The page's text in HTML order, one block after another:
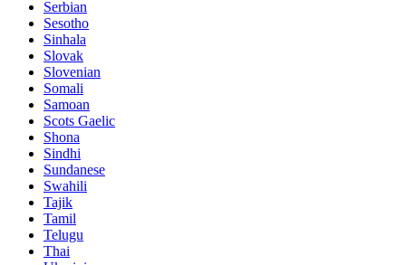
Serbian
Sesotho
Sinhala
Slovak
Slovenian
Somali
Samoan
Scots Gaelic
Shona
Sindhi
Sundanese
Swahili
Tajik
Tamil
Telugu
Thai